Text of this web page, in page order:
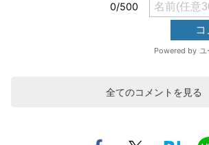
全てのコメントを見る